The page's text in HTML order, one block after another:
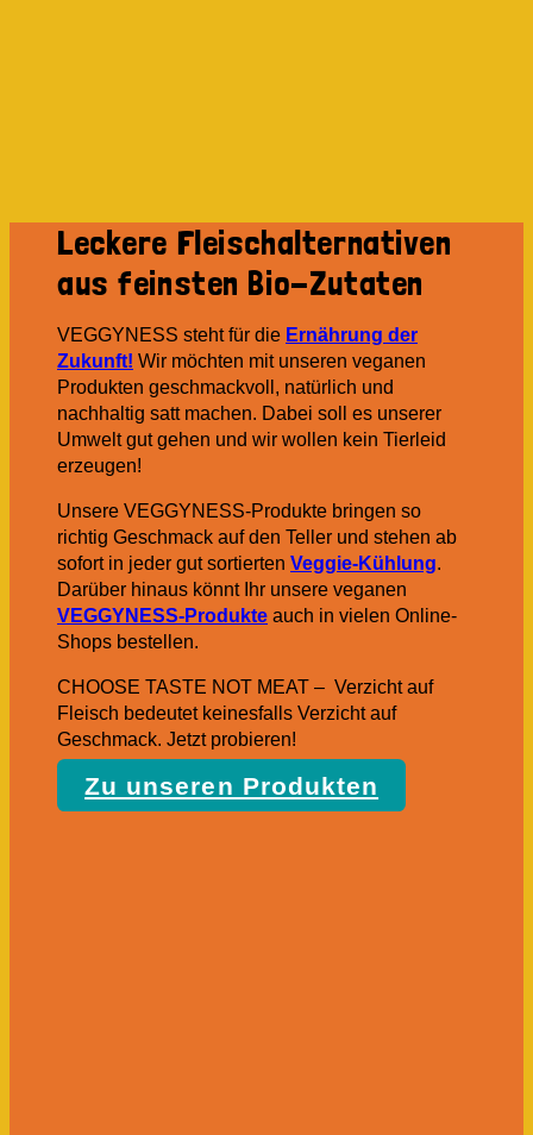
Leckere Fleischalternativen
aus feinsten Bio-Zutaten
VEGGYNESS steht für die Ernährung der
Zukunft! Wir möchten mit unseren veganen
Produkten geschmackvoll, natürlich und
nachhaltig satt machen. Dabei soll es unserer
Umwelt gut gehen und wir wollen kein Tierleid
erzeugen!
Unsere VEGGYNESS-Produkte bringen so
richtig Geschmack auf den Teller und stehen ab
sofort in jeder gut sortierten Veggie-Kühlung.
Darüber hinaus könnt Ihr unsere veganen
VEGGYNESS-Produkte auch in vielen Online-
Shops bestellen.
CHOOSE TASTE NOT MEAT – Verzicht auf
Fleisch bedeutet keinesfalls Verzicht auf
Geschmack. Jetzt probieren!
Zu unseren Produkten